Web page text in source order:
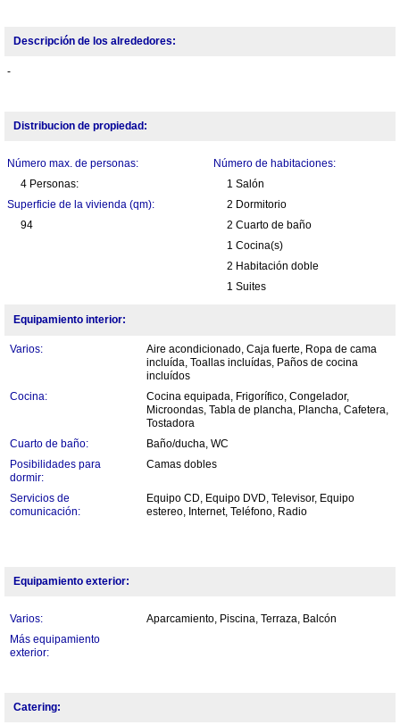
Descripción de los alrededores:
-
Distribucion de propiedad:
Número max. de personas:
4 Personas:
Superficie de la vivienda (qm):
94
Número de habitaciones:
1 Salón
2 Dormitorio
2 Cuarto de baño
1 Cocina(s)
2 Habitación doble
1 Suites
Equipamiento interior:
Varios:
Aire acondicionado, Caja fuerte, Ropa de cama
incluída, Toallas incluídas, Paños de cocina
incluídos
Cocina:
Cocina equipada, Frigorífico, Congelador,
Microondas, Tabla de plancha, Plancha, Cafetera,
Tostadora
Cuarto de baño:
Baño/ducha, WC
Posibilidades para
dormir:
Camas dobles
Servicios de
comunicación:
Equipo CD, Equipo DVD, Televisor, Equipo
estereo, Internet, Teléfono, Radio
Equipamiento exterior:
Varios:
Aparcamiento, Piscina, Terraza, Balcón
Más equipamiento
exterior:
Catering: